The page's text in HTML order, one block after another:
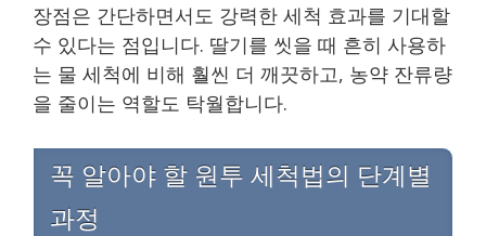
장점은 간단하면서도 강력한 세척 효과를 기대할
수 있다는 점입니다. 딸기를 씻을 때 흔히 사용하
는 물 세척에 비해 훨씬 더 깨끗하고, 농약 잔류량
을 줄이는 역할도 탁월합니다.
꼭 알아야 할 원투 세척법의 단계별
과정